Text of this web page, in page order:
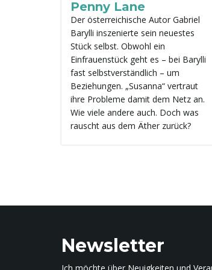
Penny Lane
Der österreichische Autor Gabriel
Barylli inszenierte sein neuestes
Stück selbst. Obwohl ein
Einfrauenstück geht es – bei Barylli
fast selbstverständlich – um
Beziehungen. „Susanna“ vertraut
ihre Probleme damit dem Netz an.
Wie viele andere auch. Doch was
rauscht aus dem Äther zurück?
Newsletter
Ich möchte über Neuigkeiten und